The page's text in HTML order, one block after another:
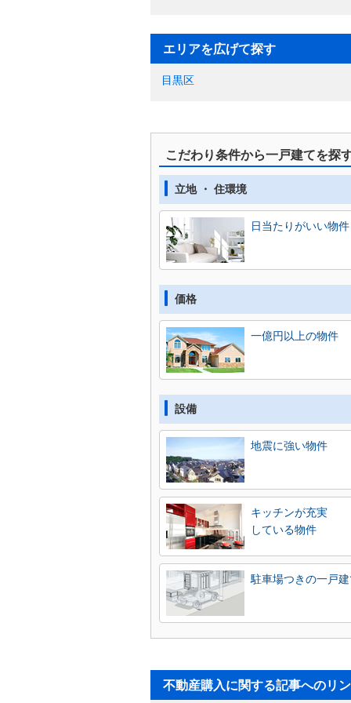
エリアを広げて探す
目黒区
こだわり条件から一戸建てを探
立地 ・ 住環境
日当たりがいい物件
価格
一億円以上の物件
設備
地震に強い物件
キッチンが充実
している物件
駐車場つきの一戸
不動産購入に関する記事へのリ